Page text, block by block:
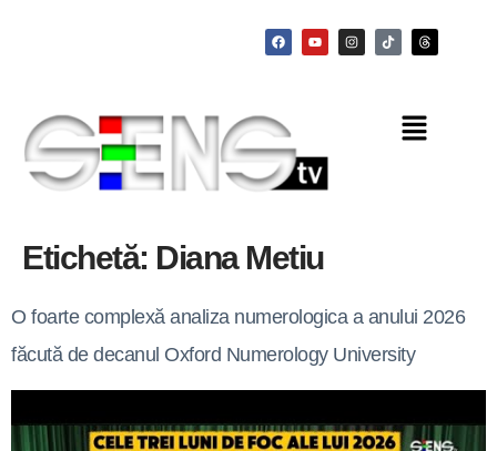
Etichetă: Diana Metiu
O foarte complexă analiza numerologica a anului 2026
făcută de decanul Oxford Numerology University